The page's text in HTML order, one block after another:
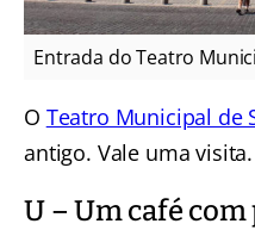
Entrada do Teatro
O Teatro Municipal de
antigo. Vale uma visita.
U – Um café